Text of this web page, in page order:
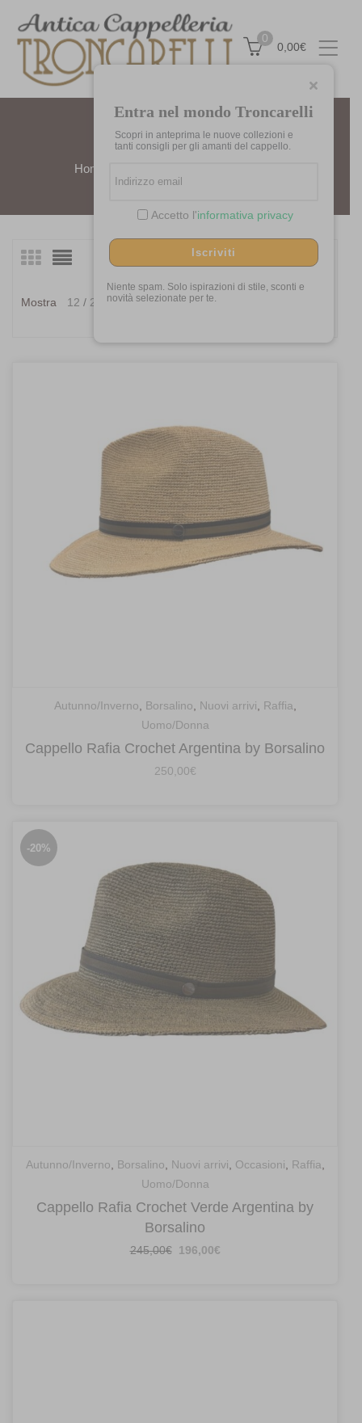
Entra nel mondo Troncarelli
Scopri in anteprima le nuove collezioni e
tanti consigli per gli amanti del cappello.
Accetto l'informativa privacy
Iscriviti
Niente spam. Solo ispirazioni di stile, sconti e
novità selezionate per te.
0
0,00€
ARROTOLABILE
Home
Visualizzazione di 9 risultati
Mostra 12 24 36
Ordina in base al più
Autunno/Inverno, Borsalino, Nuovi arrivi, Raffia,
Uomo/Donna
Cappello Rafia Crochet Argentina by Borsalino
250,00€
-20%
Autunno/Inverno, Borsalino, Nuovi arrivi, Occasioni, Raffia,
Uomo/Donna
Cappello Rafia Crochet Verde Argentina by
Borsalino
245,00€ Il196,00€